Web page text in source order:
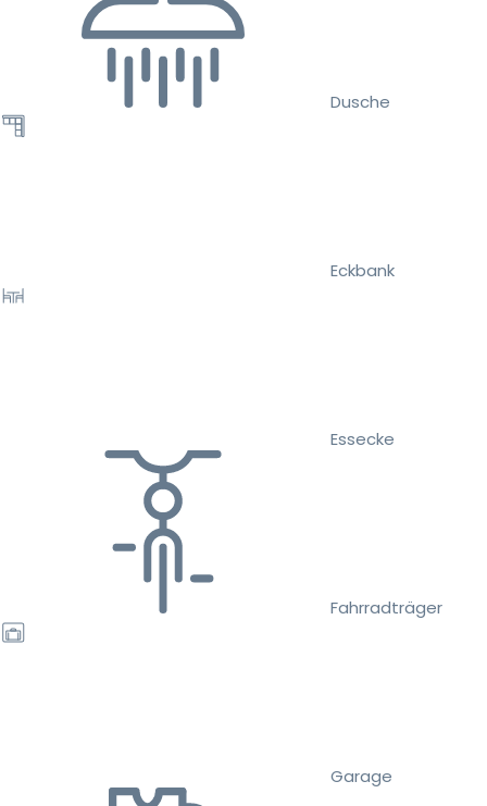
Dusche
Eckbank
Essecke
Fahrradträger
Garage